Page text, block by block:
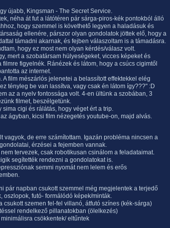
újabb, Kingsman - The Secret Service.
néha át fut a látótéren pár sárga-piros-kék pontokból álló
hogy szemmel is követhető legyen a haladásuk és
ellenére, párszor olyan gondolatok jöttek elő, hogy a
támadni akarnak, és fejben válaszoltam is a támadásra.
hogy ez most nem olyan kérdés/válasz volt.
mert a szobatársam hülyeségeket, vicces képeket és
figyelnék. Ránézek és látom, hogy a csúcs cigimtől
az internet.
A film mészárlós jelenetei a belassított effektekkel elég
tényleg be van lassítva, vagy csak én látom így???" :D
az a nyelv fontossága volt. 4-en ültünk a szobában, 3
filmet, beszélgetünk.
cigi és rálátás, hogy véget ért a trip.
ágyban, kicsi film nézegetés youtube-on, majd alvás.
vagyok, de erre számítottam. Igazán probléma nincsen a
érzései a fejemben vannak.
tervezek, csak robotikusan csinálom a feladataimat.
segítették rendezni a gondolatokat is.
semmi nyomát nem lelem és erős
pár napban csukott szemmel még megjelentek a terjedő
oszlopok, futó- formálódó képek/minták.
csukott szemen fel-fel villanó, átfutó színes (kék-sárga)
rendelkező pillanatokban (ölelkezés)
csökkentek/ eltűntek